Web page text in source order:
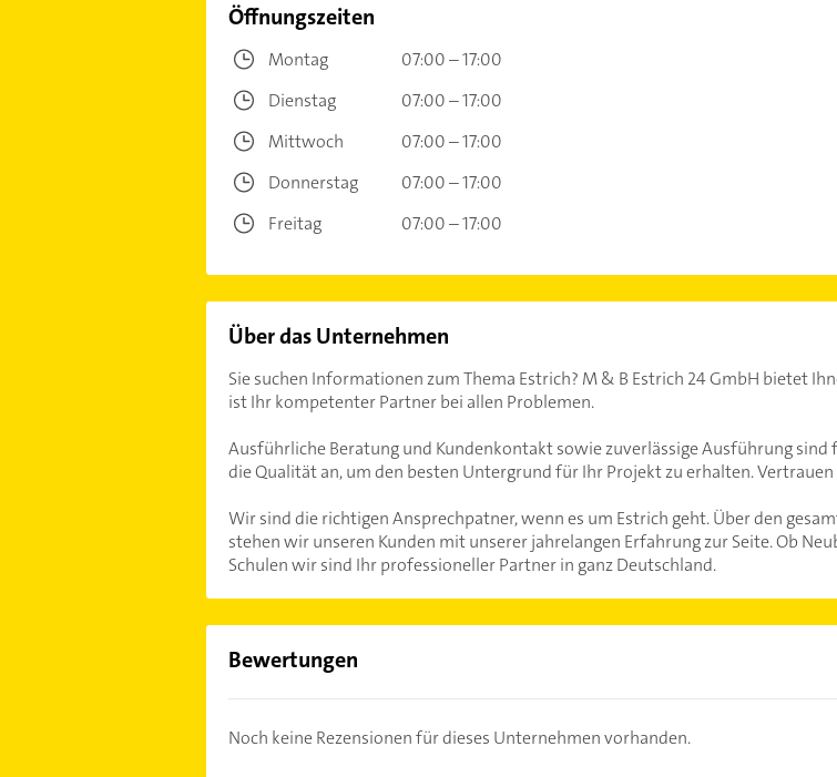
Öffnungszeiten
Montag
07:00 – 17:00
Dienstag
07:00 – 17:00
Mittwoch
07:00 – 17:00
Donnerstag
07:00 – 17:00
Freitag
07:00 – 17:00
Über das Unternehmen
Sie suchen Informationen zum Thema Estrich? M & B Estrich 24 GmbH bietet
ist Ihr kompetenter Partner bei allen Problemen.
Ausführliche Beratung und Kundenkontakt sowie zuverlässige Ausführung
die Qualität an, um den besten Untergrund für Ihr Projekt zu erhalten.
Wir sind die richtigen Ansprechpatner, wenn es um Estrich geht. Über den
stehen wir unseren Kunden mit unserer jahrelangen Erfahrung zur Seite. Ob
Schulen wir sind Ihr professioneller Partner in ganz Deutschland.
Bewertungen
Noch keine Rezensionen für dieses Unternehmen vorhanden.